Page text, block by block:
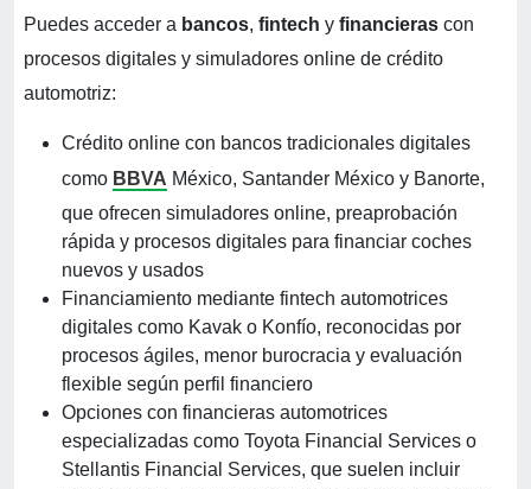
Puedes acceder a bancos, fintech y financieras con
procesos digitales y simuladores online de crédito
automotriz:
Crédito online con bancos tradicionales digitales
como BBVA México, Santander México y Banorte,
que ofrecen simuladores online, preaprobación
rápida y procesos digitales para financiar coches
nuevos y usados
Financiamiento mediante fintech automotrices
digitales como Kavak o Konfío, reconocidas por
procesos ágiles, menor burocracia y evaluación
flexible según perfil financiero
Opciones con financieras automotrices
especializadas como Toyota Financial Services o
Stellantis Financial Services, que suelen incluir